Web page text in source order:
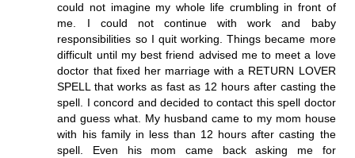
could not imagine my whole life crumbling in front of
me. I could not continue with work and baby
responsibilities so I quit working. Things became more
difficult until my best friend advised me to meet a love
doctor that fixed her marriage with a RETURN LOVER
SPELL that works as fast as 12 hours after casting the
spell. I concord and decided to contact this spell doctor
and guess what. My husband came to my mom house
with his family in less than 12 hours after casting the
spell. Even his mom came back asking me for